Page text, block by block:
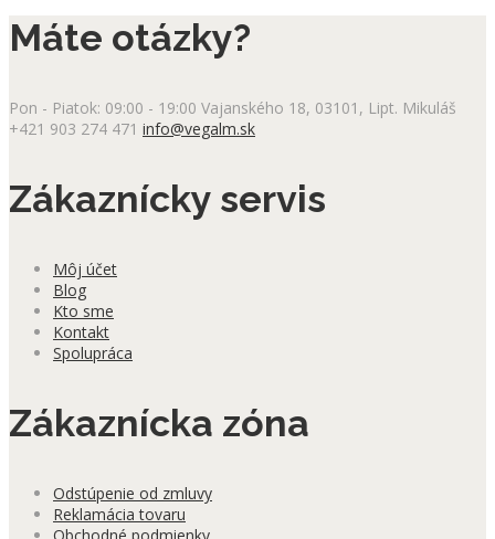
Máte otázky?
Pon - Piatok: 09:00 - 19:00 Vajanského 18, 03101, Lipt. Mikuláš
+421 903 274 471 info@vegalm.sk
Zákaznícky servis
Môj účet
Blog
Kto sme
Kontakt
Spolupráca
Zákaznícka zóna
Odstúpenie od zmluvy
Reklamácia tovaru
Obchodné podmienky